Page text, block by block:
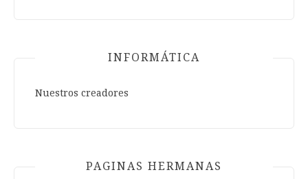
INFORMÁTICA
Nuestros creadores
PAGINAS HERMANAS